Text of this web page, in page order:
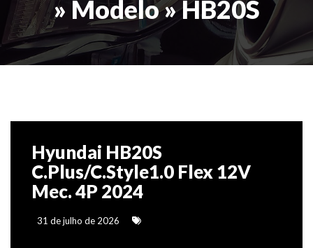
» Modelo » HB20S
Hyundai HB20S
C.Plus/C.Style1.0 Flex 12V
Mec. 4P 2024
31 de julho de 2026